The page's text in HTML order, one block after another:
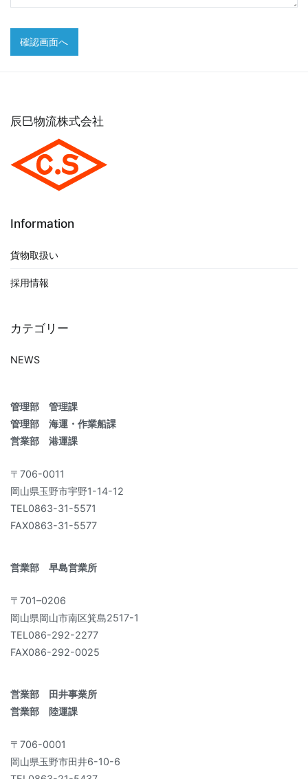
辰巳物流株式会社
Information
貨物取扱い
採用情報
カテゴリー
NEWS
管理部 管理課
管理部 海運・作業船課
営業部 港運課
〒706-0011
岡山県玉野市宇野1-14-12
TEL0863-31-5571
FAX0863-31-5577
営業部 早島営業所
〒701–0206
岡山県岡山市南区箕島2517-1
TEL086-292-2277
FAX086-292-0025
営業部 田井事業所
営業部 陸運課
〒706-0001
岡山県玉野市田井6-10-6